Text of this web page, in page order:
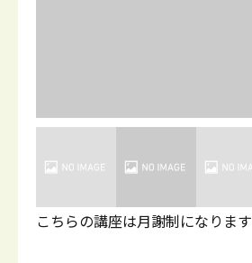
こちらの講座は月謝制になります